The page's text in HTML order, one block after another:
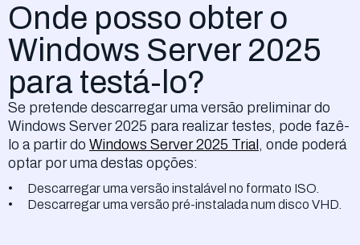
Onde posso obter o
Windows Server 2025
para testá-lo?
Se pretende descarregar uma versão preliminar do
Windows Server 2025 para realizar testes, pode fazê-
lo a partir do Windows Server 2025 Trial , onde poderá
optar por uma destas opções:
Descarregar uma versão instalável no formato ISO.
Descarregar uma versão pré-instalada num disco VHD.